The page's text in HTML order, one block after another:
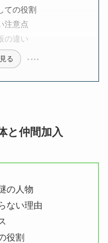
ての役割
注意点
の違い
る
と仲間加入
の人物
ない理由
役割